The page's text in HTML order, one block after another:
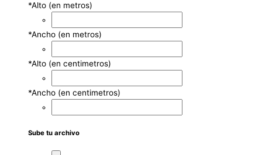
*Alto (en metros)
*Ancho (en metros)
*Alto (en centimetros)
*Ancho (en centimetros)
Sube tu archivo